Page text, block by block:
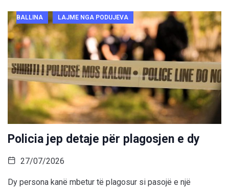
BALLINA LAJME NGA PODUJEVA
Policia jep detaje për plagosjen e dy
27/07/2026
Dy persona kanë mbetur të plagosur si pasojë e një